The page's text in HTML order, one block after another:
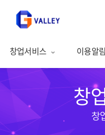
창업서비스 이용알림
창
창